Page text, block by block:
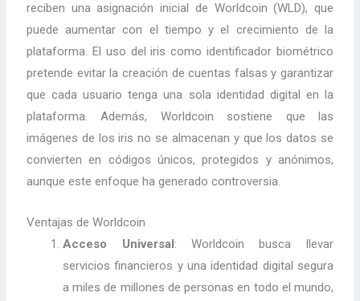
reciben una asignación inicial de Worldcoin (WLD), que
puede aumentar con el tiempo y el crecimiento de la
plataforma. El uso del iris como identificador biométrico
pretende evitar la creación de cuentas falsas y garantizar
que cada usuario tenga una sola identidad digital en la
plataforma. Además, Worldcoin sostiene que las
imágenes de los iris no se almacenan y que los datos se
convierten en códigos únicos, protegidos y anónimos,
aunque este enfoque ha generado controversia.
Ventajas de Worldcoin
Acceso Universal: Worldcoin busca llevar
servicios financieros y una identidad digital segura
a miles de millones de personas en todo el mundo,